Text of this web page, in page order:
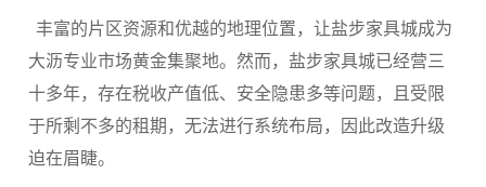
丰富的片区资源和优越的地理位置，让盐步家具城成为
大沥专业市场黄金集聚地。然而，盐步家具城已经营三
十多年，存在税收产值低、安全隐患多等问题，且受限
于所剩不多的租期，无法进行系统布局，因此改造升级
迫在眉睫。